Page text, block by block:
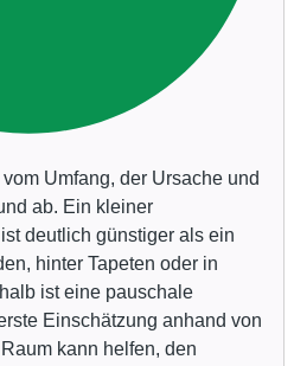
Umfang, der Ursache und
ab. Ein kleiner
deutlich günstiger als ein
hinter Tapeten oder in
ist eine pauschale
Einschätzung anhand von
kann helfen, den